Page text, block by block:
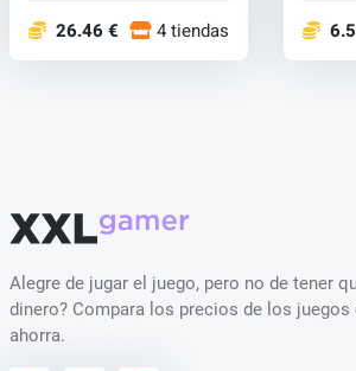
26.46 € 4 tiendas
Alegre de jugar el juego, pero no de tener
dinero? Compara los precios de los
ahorra.